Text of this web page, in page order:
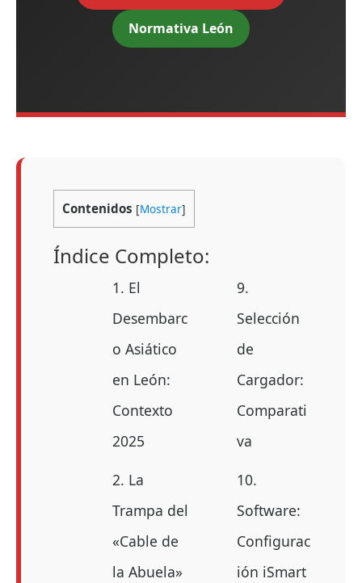
Normativa León
Contenidos [Mostrar]
Índice Completo:
1. El
Desembarc
o Asiático
en León:
Contexto
2025
2. La
Trampa del
«Cable de
la Abuela»
9.
Selección
de
Cargador:
Comparati
va
10.
Software:
Configurac
ión iSmart